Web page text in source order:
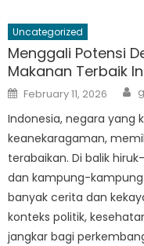
Uncategorized
Menggali Potensi
Makanan Terbaik
Posted
on
February 11, 2026
Indonesia, negara yang
keanekaragaman,
terabaikan. Di balik
dan kampung-
banyak cerita dan
konteks politik,
jangkar bagi